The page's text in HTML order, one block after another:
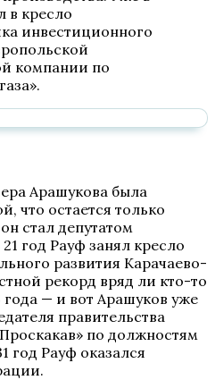
в кресло
инвестиционного
компании по
Арашукова была
что остается только
стал депутатом
год Рауф занял кресло
развития Карачаево-
рекорд вряд ли кто-то
— и вот Арашуков уже
правительства
по должностям
год Рауф оказался